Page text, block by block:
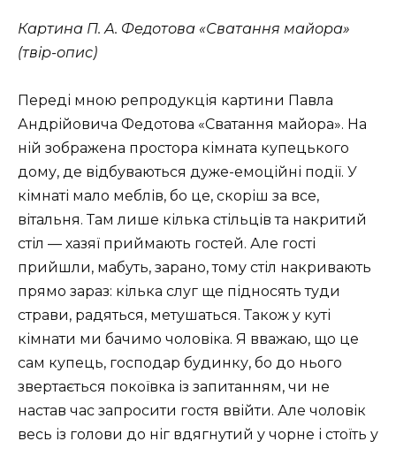
Картина П. А. Федотова «Сватання майора»
(твір-опис)
Переді мною репродукція картини Павла
Андрійовича Федотова «Сватання майора». На
ній зображена простора кімната купецького
дому, де відбуваються дуже-емоційні події. У
кімнаті мало меблів, бо це, скоріш за все,
вітальня. Там лише кілька стільців та накритий
стіл — хазяї приймають гостей. Але гості
прийшли, мабуть, зарано, тому стіл накривають
прямо зараз: кілька слуг ще підносять туди
страви, радяться, метушаться. Також у куті
кімнати ми бачимо чоловіка. Я вважаю, що це
сам купець, господар будинку, бо до нього
звертається покоївка із запитанням, чи не
настав час запросити гостя ввійти. Але чоловік
весь із голови до ніг вдягнутий у чорне і стоїть у